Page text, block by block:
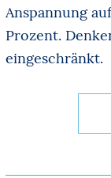
Anspannung
Prozent.
eingeschränkt.